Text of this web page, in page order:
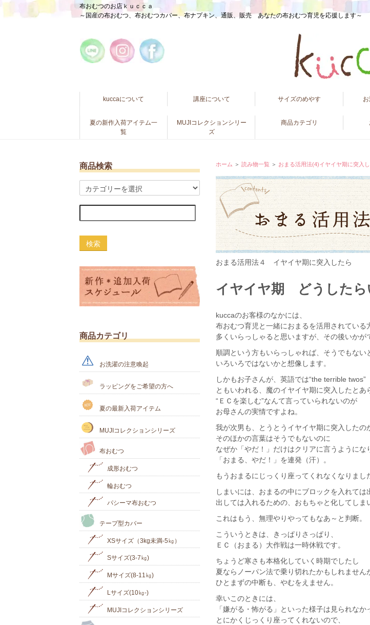
布おむつのお店ｋｕｃｃａ
～国産の布おむつ、布おむつカバー、布ナプキン、通販、販売 あなたの布おむつ育児を応援します～
kuccaについて 講座について サイズのめやす
夏の新作入荷アイテム一
覧
MUJIコレクションシリー
ズ
商品カテゴリ
ホーム ＞ 読み物一覧 ＞ おまる活用法(4)イヤイヤ期に突入
おまる活用法４ イヤイヤ期に突入したら
イヤイヤ期 どうしたら
kuccaのお客様のなかには、
布おむつ育児と一緒におまるを活用されている
多くいらっしゃると思いますが、その後いかが
順調という方もいらっしゃれば、そうでもない
いろいろではないかと想像します。
しかもお子さんが、英語では“the terrible twos”
ともいわれる、魔のイヤイヤ期に突入したとあ
“ＥＣを楽しむ”なんて言っていられないのが
お母さんの実情ですよね。
我が次男も、とうとうイヤイヤ期に突入したの
そのほかの言葉はそうでもないのに
なぜか「やだ！」だけはクリアに言うようにな
「おまる、やだ！」を連発（汗）。
もうおまるにじっくり座ってくれなくなりまし
しまいには、おまるの中にブロックを入れては
出しては入れるための、おもちゃと化してし
これはもう、無理やりやってもなあ～と判断。
こういうときは、きっぱりさっぱり、
ＥＣ（おまる）大作戦は一時休戦です。
ちょうど寒さも本格化していく時期でしたし
夏ならノーパン法で乗り切れたかもしれません
ひとまずの中断も、やむをえません。
幸いこのときには、
「嫌がる・怖がる」といった様子は見られなか
とにかくじっくり座ってくれないので、
商品検索
検索
商品カテゴリ
お洗濯の注意喚起
ラッピングをご希望の方へ
夏の最新入荷アイテム
MUJIコレクションシリーズ
布おむつ
成形おむつ
輪おむつ
パシーマ布おむつ
テープ型カバー
XSサイズ（3kg未満-5㎏）
Sサイズ(3-7㎏)
Mサイズ(8-11㎏)
Lサイズ(10㎏‐)
MUJIコレクションシリーズ